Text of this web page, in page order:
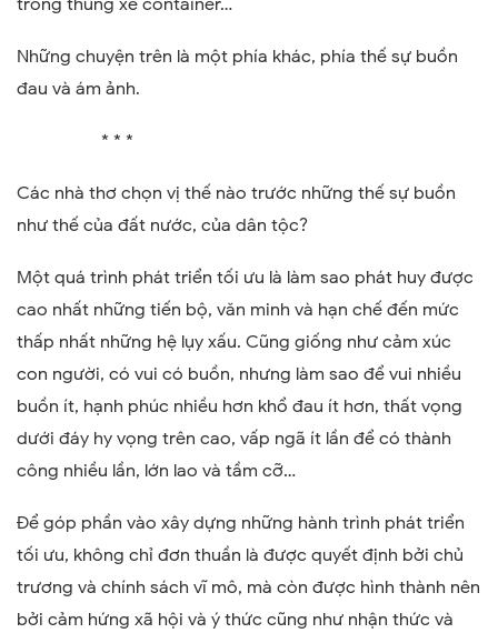
trong thùng xe container…
Những chuyện trên là một phía khác, phía thế sự buồn
đau và ám ảnh.
* * *
Các nhà thơ chọn vị thế nào trước những thế sự buồn
như thế của đất nước, của dân tộc?
Một quá trình phát triển tối ưu là làm sao phát huy được
cao nhất những tiến bộ, văn minh và hạn chế đến mức
thấp nhất những hệ lụy xấu. Cũng giống như cảm xúc
con người, có vui có buồn, nhưng làm sao để vui nhiều
buồn ít, hạnh phúc nhiều hơn khổ đau ít hơn, thất vọng
dưới đáy hy vọng trên cao, vấp ngã ít lần để có thành
công nhiều lần, lớn lao và tầm cỡ…
Để góp phần vào xây dựng những hành trình phát triển
tối ưu, không chỉ đơn thuần là được quyết định bởi chủ
trương và chính sách vĩ mô, mà còn được hình thành nên
bởi cảm hứng xã hội và ý thức cũng như nhận thức và